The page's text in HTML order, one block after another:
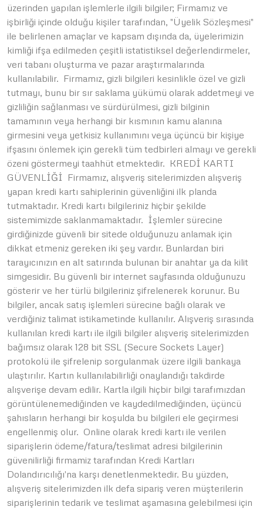
üzerinden yapılan işlemlerle ilgili bilgiler; Firmamız ve
işbirliği içinde olduğu kişiler tarafından, "Üyelik Sözleşmesi"
ile belirlenen amaçlar ve kapsam dışında da, üyelerimizin
kimliği ifşa edilmeden çeşitli istatistiksel değerlendirmeler,
veri tabanı oluşturma ve pazar araştırmalarında
kullanılabilir. Firmamız, gizli bilgileri kesinlikle özel ve gizli
tutmayı, bunu bir sır saklama yükümü olarak addetmeyi ve
gizliliğin sağlanması ve sürdürülmesi, gizli bilginin
tamamının veya herhangi bir kısmının kamu alanına
girmesini veya yetkisiz kullanımını veya üçüncü bir kişiye
ifşasını önlemek için gerekli tüm tedbirleri almayı ve gerekli
özeni göstermeyi taahhüt etmektedir. KREDİ KARTI
GÜVENLİĞİ Firmamız, alışveriş sitelerimizden alışveriş
yapan kredi kartı sahiplerinin güvenliğini ilk planda
tutmaktadır. Kredi kartı bilgileriniz hiçbir şekilde
sistemimizde saklanmamaktadır. İşlemler sürecine
girdiğinizde güvenli bir sitede olduğunuzu anlamak için
dikkat etmeniz gereken iki şey vardır. Bunlardan biri
tarayıcınızın en alt satırında bulunan bir anahtar ya da kilit
simgesidir. Bu güvenli bir internet sayfasında olduğunuzu
gösterir ve her türlü bilgileriniz şifrelenerek korunur. Bu
bilgiler, ancak satış işlemleri sürecine bağlı olarak ve
verdiğiniz talimat istikametinde kullanılır. Alışveriş sırasında
kullanılan kredi kartı ile ilgili bilgiler alışveriş sitelerimizden
bağımsız olarak 128 bit SSL (Secure Sockets Layer)
protokolü ile şifrelenip sorgulanmak üzere ilgili bankaya
ulaştırılır. Kartın kullanılabilirliği onaylandığı takdirde
alışverişe devam edilir. Kartla ilgili hiçbir bilgi tarafımızdan
görüntülenemediğinden ve kaydedilmediğinden, üçüncü
şahısların herhangi bir koşulda bu bilgileri ele geçirmesi
engellenmiş olur. Online olarak kredi kartı ile verilen
siparişlerin ödeme/fatura/teslimat adresi bilgilerinin
güvenilirliği firmamiz tarafından Kredi Kartları
Dolandırıcılığı'na karşı denetlenmektedir. Bu yüzden,
alışveriş sitelerimizden ilk defa sipariş veren müşterilerin
siparişlerinin tedarik ve teslimat aşamasına gelebilmesi için